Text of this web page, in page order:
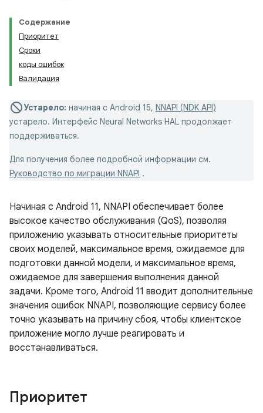
Содержание
Приоритет
Сроки
коды ошибок
Валидация
Устарело: начиная с Android 15, NNAPI (NDK API)
устарело. Интерфейс Neural Networks HAL продолжает
поддерживаться.
Для получения более подробной информации см.
Руководство по миграции NNAPI .
Начиная с Android 11, NNAPI обеспечивает более
высокое качество обслуживания (QoS), позволяя
приложению указывать относительные приоритеты
своих моделей, максимальное время, ожидаемое для
подготовки данной модели, и максимальное время,
ожидаемое для завершения выполнения данной
задачи. Кроме того, Android 11 вводит дополнительные
значения ошибок NNAPI, позволяющие сервису более
точно указывать на причину сбоя, чтобы клиентское
приложение могло лучше реагировать и
восстанавливаться.
Приоритет